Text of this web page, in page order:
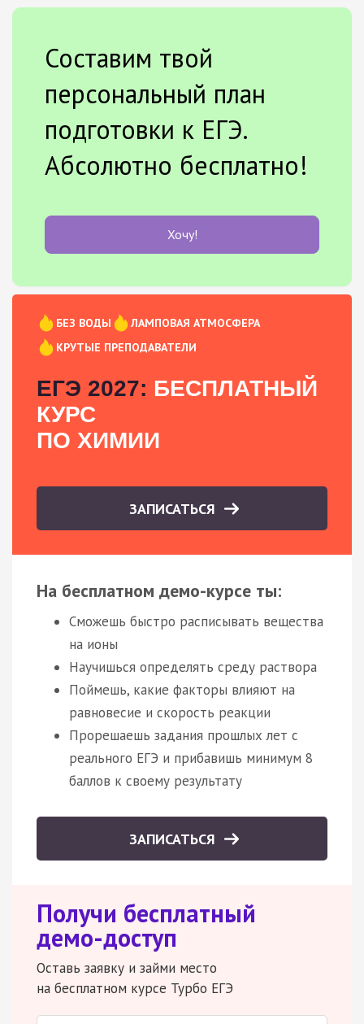
Составим твой
персональный план
подготовки к ЕГЭ.
Абсолютно бесплатно!
Хочу!
БЕЗ ВОДЫ
ЛАМПОВАЯ АТМОСФЕРА
КРУТЫЕ ПРЕПОДАВАТЕЛИ
ЕГЭ 2027: БЕСПЛАТНЫЙ
КУРС
ПО ХИМИИ
ЗАПИСАТЬСЯ
На бесплатном демо-курсе ты:
Сможешь быстро расписывать вещества
на ионы
Научишься определять среду раствора
Поймешь, какие факторы влияют на
равновесие и скорость реакции
Прорешаешь задания прошлых лет с
реального ЕГЭ и прибавишь минимум 8
баллов к своему результату
ЗАПИСАТЬСЯ
Получи бесплатный
демо-доступ
Оставь заявку и займи место
на бесплатном курсе Турбо ЕГЭ